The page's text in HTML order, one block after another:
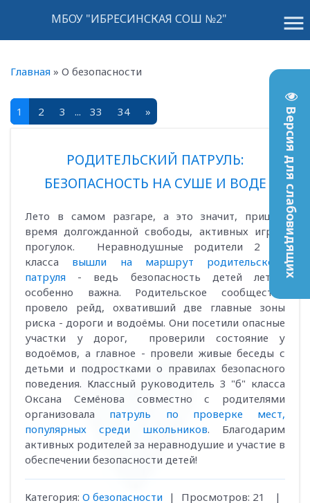
Версия для слабовидящих
menu
МБОУ "ИБРЕСИНСКАЯ СОШ №2"
Главная » О безопасности
1 2 3 ... 33 34 »
РОДИТЕЛЬСКИЙ ПАТРУЛЬ:
БЕЗОПАСНОСТЬ НА СУШЕ И ВОДЕ
Лето в самом разгаре, а это значит, пришло
время долгожданной свободы, активных игр и
прогулок. Неравнодушные родители 2 "а"
класса вышли на маршрут родительского
патруля - ведь безопасность детей летом
особенно важна. Родительское сообщество
провело рейд, охвативший две главные зоны
риска - дороги и водоёмы. Они посетили опасные
участки у дорог, проверили состояние у
водоёмов, а главное - провели живые беседы с
детьми и подростками о правилах безопасного
поведения. Классный руководитель 3 "б" класса
Оксана Семёнова совместно с родителями
организовала патруль по проверке мест,
популярных среди школьников. Благодарим
активных родителей за неравнодушие и участие в
обеспечении безопасности детей!
Категория: О безопасности | Просмотров: 21
|